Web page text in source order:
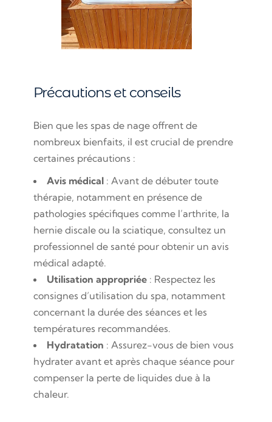
Précautions et conseils
Bien que les spas de nage offrent de
nombreux bienfaits, il est crucial de prendre
certaines précautions :
Avis médical: Avant de débuter toute
thérapie, notamment en présence de
pathologies spécifiques comme l’arthrite, la
hernie discale ou la sciatique, consultez un
professionnel de santé pour obtenir un avis
médical adapté.
Utilisation appropriée: Respectez les
consignes d’utilisation du spa, notamment
concernant la durée des séances et les
températures recommandées.
Hydratation : Assurez-vous de bien vous
hydrater avant et après chaque séance pour
compenser la perte de liquides due à la
chaleur.